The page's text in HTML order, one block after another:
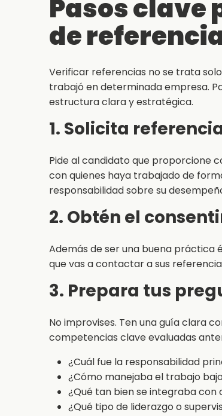
Pasos clave
de
Verificar referencias no se trata
trabajó en determinada empresa.
estructura clara y estratégica.
1. Solicita
Pide al candidato que proporcione
con quienes haya trabajado de
responsabilidad sobre su
2. Obtén el
Además de ser una buena práctica
que vas a contactar a sus
3. Prepara tus
No improvises. Ten una guía clara
competencias clave evaluadas
¿Cuál fue la responsabilidad
¿Cómo manejaba el trabajo
¿Qué tan bien se integraba
¿Qué tipo de liderazgo o